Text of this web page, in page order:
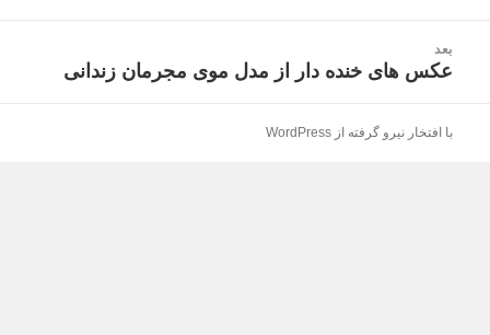
بعد
نوشته
عکس های خنده دار از مدل موی مجرمان زندانی
با افتخار نیرو گرفته از WordPress